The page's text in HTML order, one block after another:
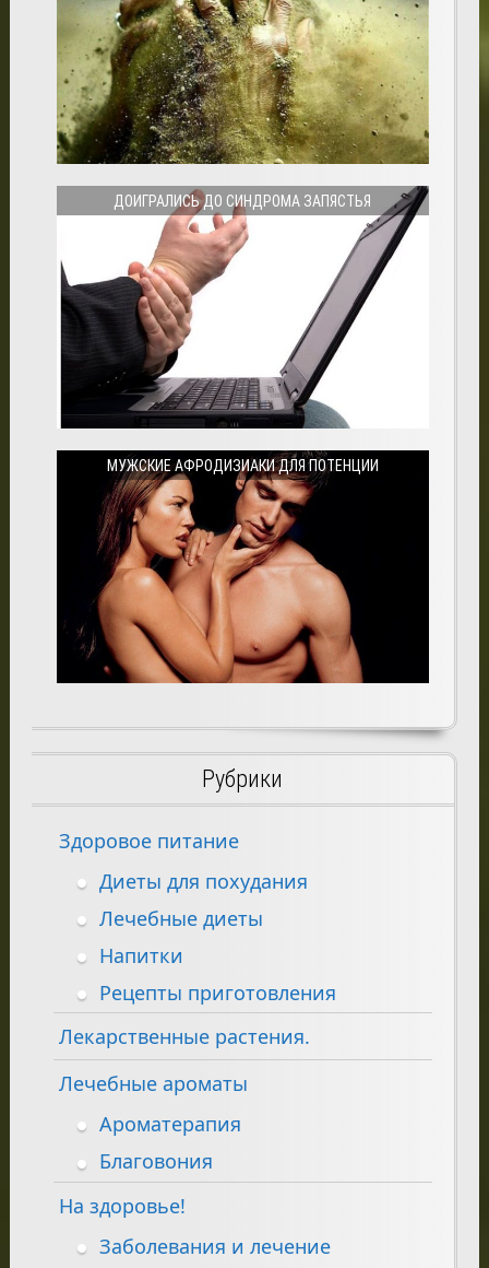
ДОИГРАЛИСЬ ДО СИНДРОМА ЗАПЯСТЬЯ
МУЖСКИЕ АФРОДИЗИАКИ ДЛЯ ПОТЕНЦИИ
Рубрики
Здоровое питание
Диеты для похудания
Лечебные диеты
Напитки
Рецепты приготовления
Лекарственные растения.
Лечебные ароматы
Ароматерапия
Благовония
На здоровье!
Заболевания и лечение